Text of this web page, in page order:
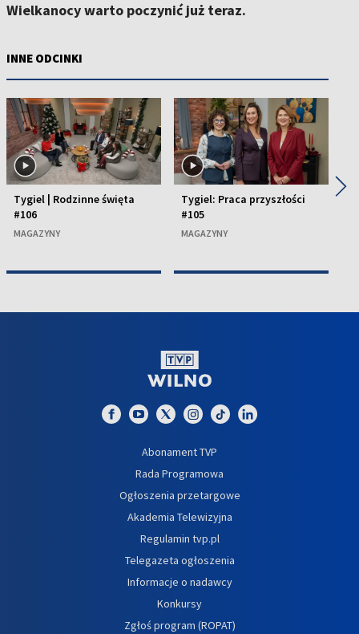
Wielkanocy warto poczynić już teraz.
INNE ODCINKI
Tygiel | Rodzinne święta
#106
MAGAZYNY
Tygiel: Praca przyszłości
#105
MAGAZYNY
▶
Abonament TVP
Rada Programowa
Ogłoszenia przetargowe
Akademia Telewizyjna
Regulamin tvp.pl
Telegazeta ogłoszenia
Informacje o nadawcy
Konkursy
Zgłoś program (ROPAT)